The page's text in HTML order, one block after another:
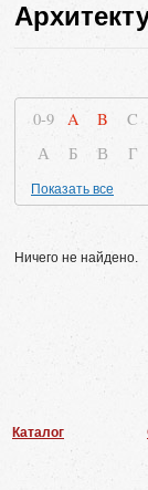
0-9 A B C
А
Б В Г
Показать все
Ничего не найдено.
Каталог